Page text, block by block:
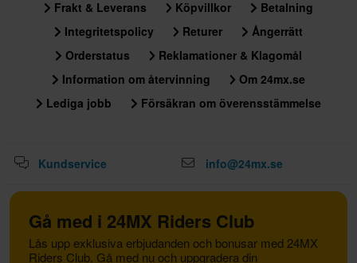
Frakt & Leverans Köpvillkor
Betalning
Integritetspolicy
Returer
Ångerrätt
Orderstatus
Reklamationer & Klagomål
Information om återvinning
Om 24mx.se
Lediga jobb
Försäkran om överensstämmelse
Kundservice info@24mx.se
Gå med i 24MX Riders Club
Lås upp exklusiva erbjudanden och bonusar med 24MX
Riders Club. Gå med nu och uppgradera din